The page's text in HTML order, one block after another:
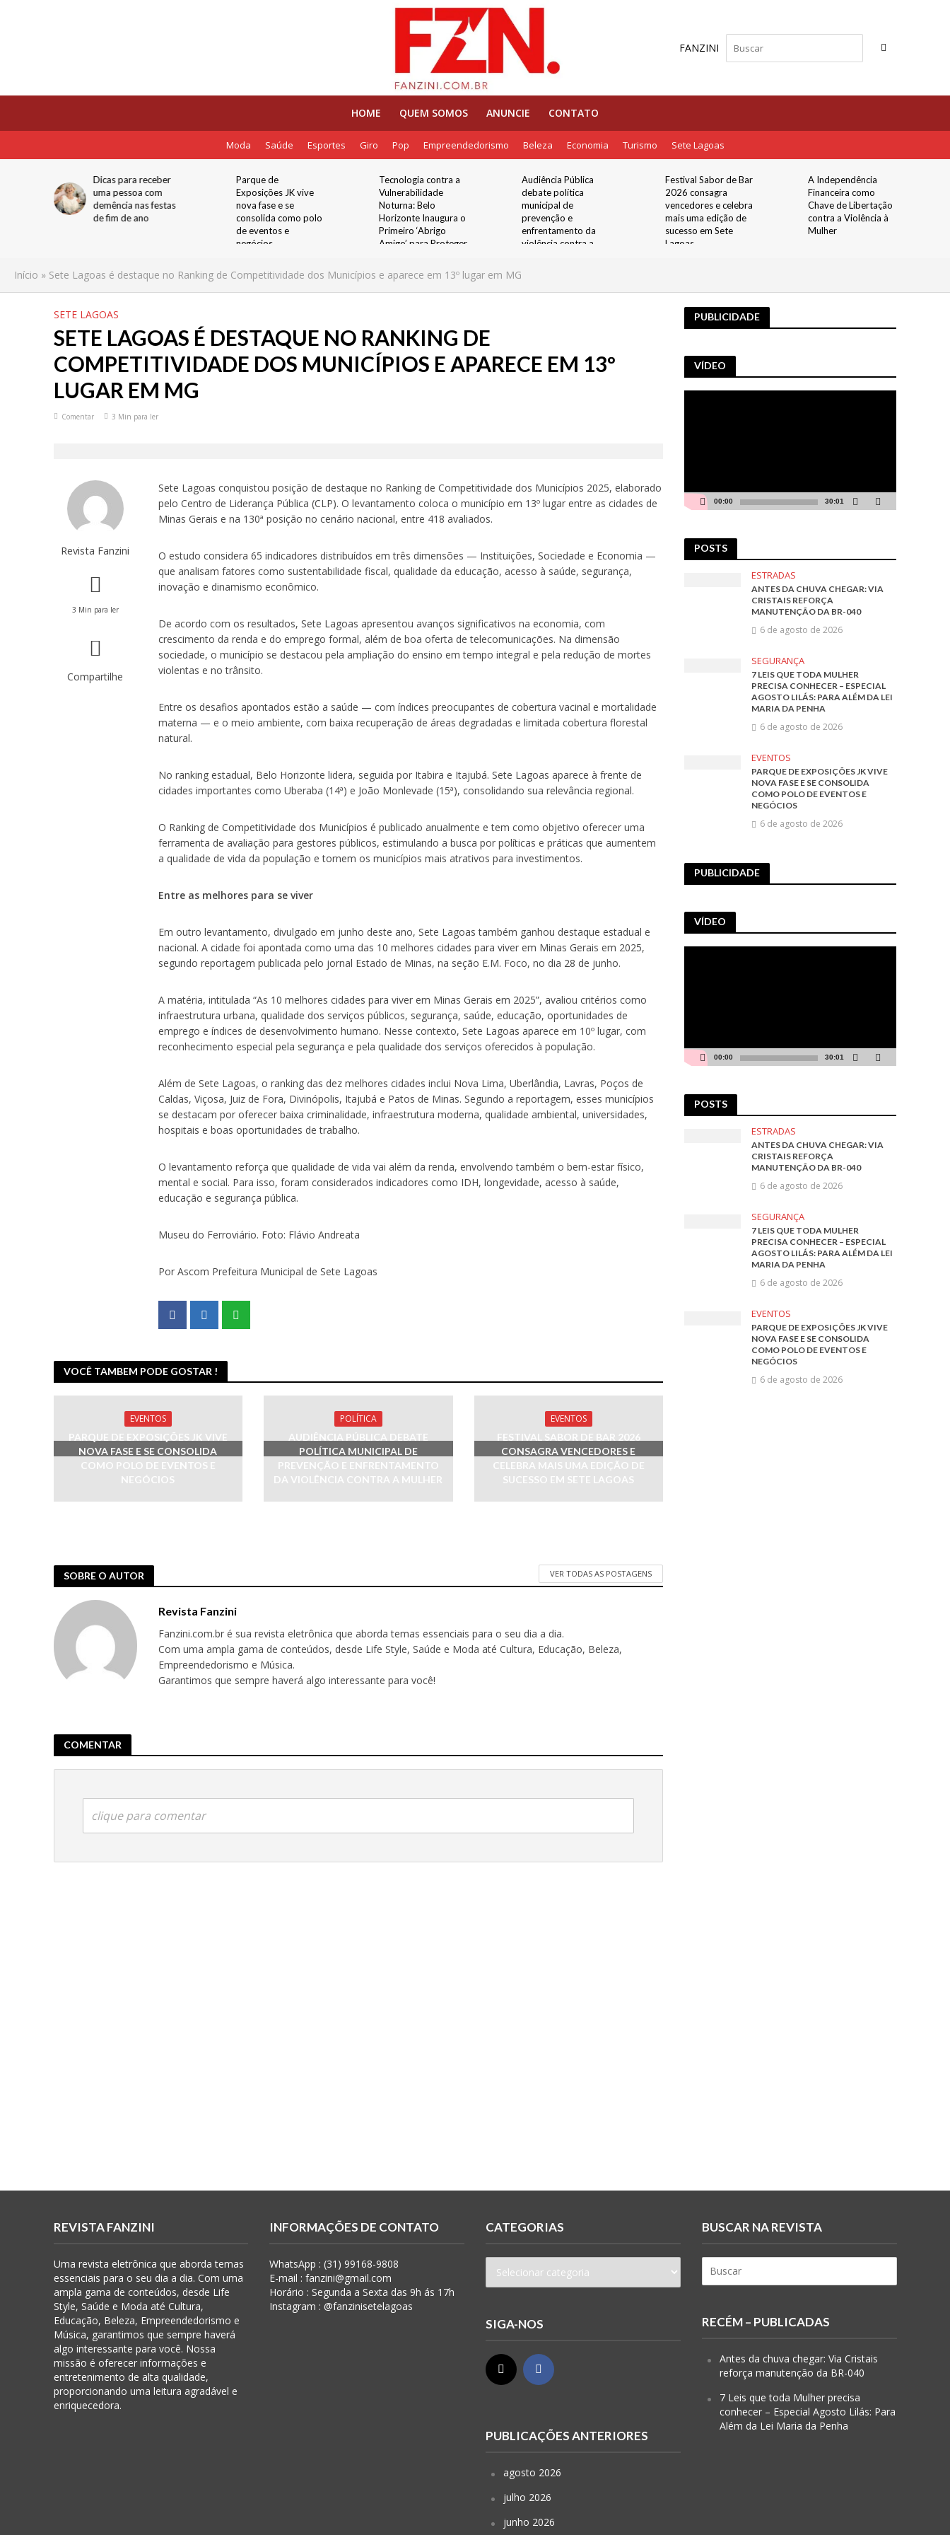
FANZINI
HOME QUEM SOMOS ANUNCIE CONTATO
Moda Saúde Esportes Giro Pop Empreendedorismo Beleza Economia Turismo Sete Lagoas
Dicas para receber
uma pessoa com
demência nas festas
de fim de ano
Parque de
Exposições JK vive
nova fase e se
consolida como polo
de eventos e
negócios
Tecnologia contra a
Vulnerabilidade
Noturna: Belo
Horizonte Inaugura o
Primeiro ‘Abrigo
Amigo’ para Proteger
Audiência Pública
debate política
municipal de
prevenção e
enfrentamento da
violência contra a
Festival Sabor de Bar
2026 consagra
vencedores e celebra
mais uma edição de
sucesso em Sete
Lagoas
A Independência
Financeira como
Chave de Libertação
contra a Violência à
Mulher
Início » Sete Lagoas é destaque no Ranking de Competitividade dos Municípios e aparece em 13º lugar em MG
SETE LAGOAS
SETE LAGOAS É DESTAQUE NO RANKING DE
COMPETITIVIDADE DOS MUNICÍPIOS E APARECE EM 13º
LUGAR EM MG
Comentar 3 Min para ler
Revista Fanzini
3 Min para ler
Compartilhe
Sete Lagoas conquistou posição de destaque no Ranking de Competitividade dos Municípios 2025, elaborado
pelo Centro de Liderança Pública (CLP). O levantamento coloca o município em 13º lugar entre as cidades de
Minas Gerais e na 130ª posição no cenário nacional, entre 418 avaliados.
O estudo considera 65 indicadores distribuídos em três dimensões — Instituições, Sociedade e Economia —
que analisam fatores como sustentabilidade fiscal, qualidade da educação, acesso à saúde, segurança,
inovação e dinamismo econômico.
De acordo com os resultados, Sete Lagoas apresentou avanços significativos na economia, com
crescimento da renda e do emprego formal, além de boa oferta de telecomunicações. Na dimensão
sociedade, o município se destacou pela ampliação do ensino em tempo integral e pela redução de mortes
violentas e no trânsito.
Entre os desafios apontados estão a saúde — com índices preocupantes de cobertura vacinal e mortalidade
materna — e o meio ambiente, com baixa recuperação de áreas degradadas e limitada cobertura florestal
natural.
No ranking estadual, Belo Horizonte lidera, seguida por Itabira e Itajubá. Sete Lagoas aparece à frente de
cidades importantes como Uberaba (14ª) e João Monlevade (15ª), consolidando sua relevância regional.
O Ranking de Competitividade dos Municípios é publicado anualmente e tem como objetivo oferecer uma
ferramenta de avaliação para gestores públicos, estimulando a busca por políticas e práticas que aumentem
a qualidade de vida da população e tornem os municípios mais atrativos para investimentos.
Entre as melhores para se viver
Em outro levantamento, divulgado em junho deste ano, Sete Lagoas também ganhou destaque estadual e
nacional. A cidade foi apontada como uma das 10 melhores cidades para viver em Minas Gerais em 2025,
segundo reportagem publicada pelo jornal Estado de Minas, na seção E.M. Foco, no dia 28 de junho.
A matéria, intitulada “As 10 melhores cidades para viver em Minas Gerais em 2025”, avaliou critérios como
infraestrutura urbana, qualidade dos serviços públicos, segurança, saúde, educação, oportunidades de
emprego e índices de desenvolvimento humano. Nesse contexto, Sete Lagoas aparece em 10º lugar, com
reconhecimento especial pela segurança e pela qualidade dos serviços oferecidos à população.
Além de Sete Lagoas, o ranking das dez melhores cidades inclui Nova Lima, Uberlândia, Lavras, Poços de
Caldas, Viçosa, Juiz de Fora, Divinópolis, Itajubá e Patos de Minas. Segundo a reportagem, esses municípios
se destacam por oferecer baixa criminalidade, infraestrutura moderna, qualidade ambiental, universidades,
hospitais e boas oportunidades de trabalho.
O levantamento reforça que qualidade de vida vai além da renda, envolvendo também o bem-estar físico,
mental e social. Para isso, foram considerados indicadores como IDH, longevidade, acesso à saúde,
educação e segurança pública.
Museu do Ferroviário. Foto: Flávio Andreata
Por Ascom Prefeitura Municipal de Sete Lagoas
VOCÊ TAMBEM PODE GOSTAR !
EVENTOS
PARQUE DE EXPOSIÇÕES JK VIVE
NOVA FASE E SE CONSOLIDA
COMO POLO DE EVENTOS E
NEGÓCIOS
POLÍTICA
AUDIÊNCIA PÚBLICA DEBATE
POLÍTICA MUNICIPAL DE
PREVENÇÃO E ENFRENTAMENTO
DA VIOLÊNCIA CONTRA A MULHER
EVENTOS
FESTIVAL SABOR DE BAR 2026
CONSAGRA VENCEDORES E
CELEBRA MAIS UMA EDIÇÃO DE
SUCESSO EM SETE LAGOAS
SOBRE O AUTOR VER TODAS AS POSTAGENS
Revista Fanzini
Fanzini.com.br é sua revista eletrônica que aborda temas essenciais para o seu dia a dia.
Com uma ampla gama de conteúdos, desde Life Style, Saúde e Moda até Cultura, Educação, Beleza,
Empreendedorismo e Música.
Garantimos que sempre haverá algo interessante para você!
COMENTAR
clique para comentar
PUBLICIDADE
VÍDEO
00:00 30:01
POSTS
ESTRADAS
ANTES DA CHUVA CHEGAR: VIA
CRISTAIS REFORÇA
MANUTENÇÃO DA BR-040
6 de agosto de 2026
SEGURANÇA
7 LEIS QUE TODA MULHER
PRECISA CONHECER – ESPECIAL
AGOSTO LILÁS: PARA ALÉM DA LEI
MARIA DA PENHA
6 de agosto de 2026
EVENTOS
PARQUE DE EXPOSIÇÕES JK VIVE
NOVA FASE E SE CONSOLIDA
COMO POLO DE EVENTOS E
NEGÓCIOS
6 de agosto de 2026
PUBLICIDADE
VÍDEO
00:00 30:01
POSTS
ESTRADAS
ANTES DA CHUVA CHEGAR: VIA
CRISTAIS REFORÇA
MANUTENÇÃO DA BR-040
6 de agosto de 2026
SEGURANÇA
7 LEIS QUE TODA MULHER
PRECISA CONHECER – ESPECIAL
AGOSTO LILÁS: PARA ALÉM DA LEI
MARIA DA PENHA
6 de agosto de 2026
EVENTOS
PARQUE DE EXPOSIÇÕES JK VIVE
NOVA FASE E SE CONSOLIDA
COMO POLO DE EVENTOS E
NEGÓCIOS
6 de agosto de 2026
REVISTA FANZINI
Uma revista eletrônica que aborda temas
essenciais para o seu dia a dia. Com uma
ampla gama de conteúdos, desde Life
Style, Saúde e Moda até Cultura,
Educação, Beleza, Empreendedorismo e
Música, garantimos que sempre haverá
algo interessante para você. Nossa
missão é oferecer informações e
entretenimento de alta qualidade,
proporcionando uma leitura agradável e
enriquecedora.
INFORMAÇÕES DE CONTATO
WhatsApp : (31) 99168-9808
E-mail : fanzini@gmail.com
Horário : Segunda a Sexta das 9h ás 17h
Instagram : @fanzinisetelagoas
CATEGORIAS
SIGA-NOS
PUBLICAÇÕES ANTERIORES
agosto 2026
julho 2026
junho 2026
BUSCAR NA REVISTA
RECÉM – PUBLICADAS
Antes da chuva chegar: Via Cristais
reforça manutenção da BR-040
7 Leis que toda Mulher precisa
conhecer – Especial Agosto Lilás: Para
Além da Lei Maria da Penha